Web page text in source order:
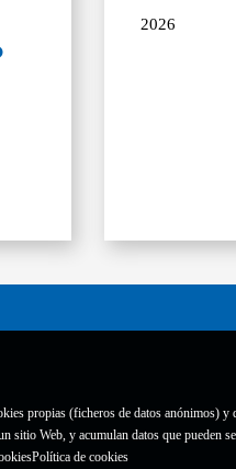
propias (ficheros de datos anónimos)
Web, y acumulan datos que pueden
Política de cookies
2026